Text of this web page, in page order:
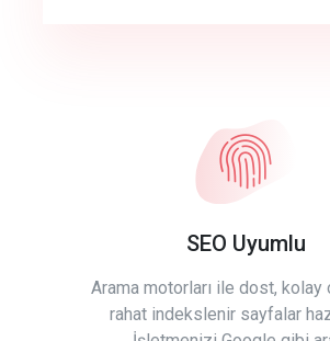
SEO Uyumlu
Arama motorları ile dost, kolay
rahat indekslenir sayfalar